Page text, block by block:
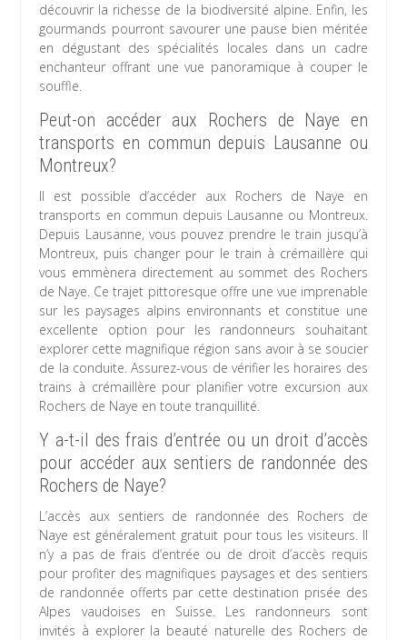
découvrir la richesse de la biodiversité alpine. Enfin, les
gourmands pourront savourer une pause bien méritée
en dégustant des spécialités locales dans un cadre
enchanteur offrant une vue panoramique à couper le
souffle.
Peut-on accéder aux Rochers de Naye en
transports en commun depuis Lausanne ou
Montreux?
Il est possible d’accéder aux Rochers de Naye en
transports en commun depuis Lausanne ou Montreux.
Depuis Lausanne, vous pouvez prendre le train jusqu’à
Montreux, puis changer pour le train à crémaillère qui
vous emmènera directement au sommet des Rochers
de Naye. Ce trajet pittoresque offre une vue imprenable
sur les paysages alpins environnants et constitue une
excellente option pour les randonneurs souhaitant
explorer cette magnifique région sans avoir à se soucier
de la conduite. Assurez-vous de vérifier les horaires des
trains à crémaillère pour planifier votre excursion aux
Rochers de Naye en toute tranquillité.
Y a-t-il des frais d’entrée ou un droit d’accès
pour accéder aux sentiers de randonnée des
Rochers de Naye?
L’accès aux sentiers de randonnée des Rochers de
Naye est généralement gratuit pour tous les visiteurs. Il
n’y a pas de frais d’entrée ou de droit d’accès requis
pour profiter des magnifiques paysages et des sentiers
de randonnée offerts par cette destination prisée des
Alpes vaudoises en Suisse. Les randonneurs sont
invités à explorer la beauté naturelle des Rochers de